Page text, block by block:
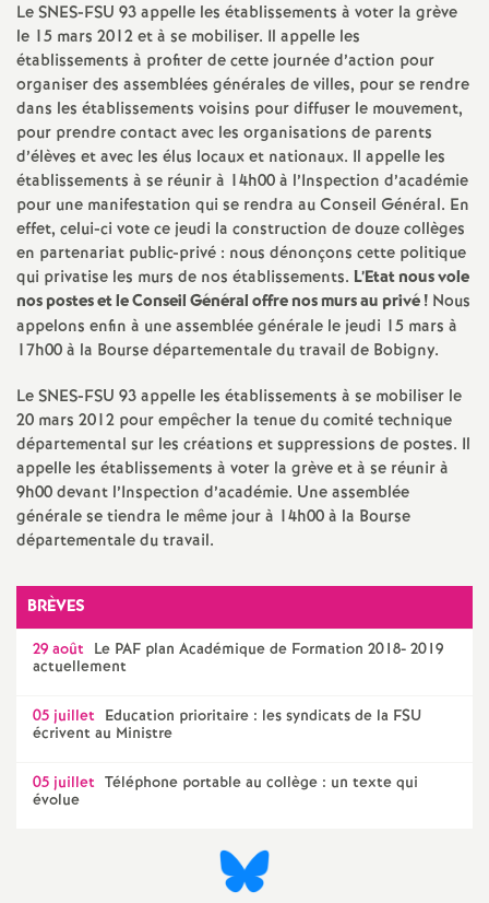
E
n
s
e
i
g
n
e
m
n
t
s
d
LeSNES-FSU 93 appelle les établissements à voter la grève
le 15 mars 2012 et à se mobiliser. Il appelle les
établissements à profiter de cette journée d’action pour
organiser des assemblées générales de villes, pour se rendre
dans les établissements voisins pour diffuser le mouvement,
pour prendre contact avec les organisations de parents
d’élèves et avec les élus locaux et nationaux. Il appelle les
établissements à se réunir à 14h00 à l’Inspection d’académie
pour une manifestation qui se rendra au Conseil Général. En
effet, celui-ci vote ce jeudi la construction de douze collèges
en partenariat public-privé : nous dénonçons cette politique
qui privatise les murs de nos établissements. L’Etat nous vole
nos postes et le Conseil Général offre nos murs au privé! Nous
appelons enfin à une assemblée générale le jeudi 15 mars à
17h00 à la Bourse départementale du travail de Bobigny.
LeSNES-FSU 93 appelle les établissements à se mobiliser le
20 mars 2012 pour empêcher la tenue du comité technique
départemental sur les créations et suppressions de postes. Il
appelle les établissements à voter la grève et à se réunir à
9h00 devant l’Inspection d’académie. Une assemblée
générale se tiendra le même jour à 14h00 à la Bourse
départementale du travail.
BRÈVES
29 août Le PAF plan Académique de Formation 2018- 2019
actuellement
05 juillet Education prioritaire : les syndicats de la FSU
écrivent au Ministre
05 juillet Téléphone portable au collège : un texte qui
évolue